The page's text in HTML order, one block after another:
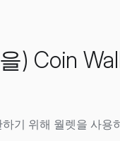
) Coin
기 위해 월렛을 사용